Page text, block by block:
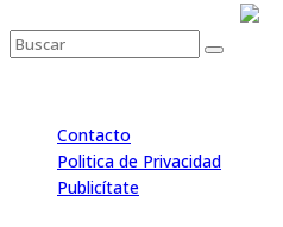
Contacto
Politica de Privacidad
Publicítate